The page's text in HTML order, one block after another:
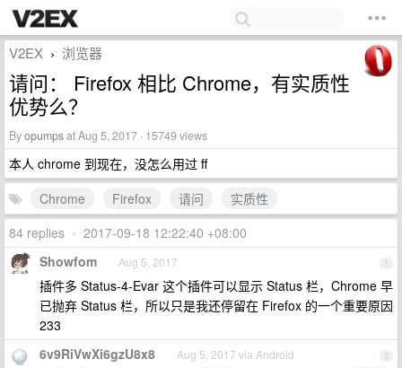
V2EX › 浏览器
请问： Firefox 相比 Chrome，有实质性
优势么？
Byopumpsat Aug 5, 2017 · 15749 views
本人 chrome 到现在，没怎么用过 ff
Chrome
Firefox 请问
实质性
84 replies • 2017-09-18 12:22:40 +08:00
1
Showfom Aug 5, 2017
插件多 Status-4-Evar 这个插件可以显示 Status 栏，Chrome 早
已抛弃 Status 栏，所以只是我还停留在 Firefox 的一个重要原因
233
2
6v9RiVwXi6gzU8x8 Aug 5, 2017 via Android